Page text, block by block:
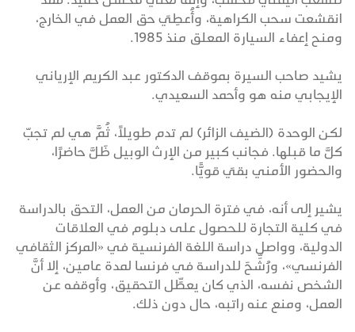
انقشعت سحب الكراهية، وأُعطِيَ حق العمل في الخارج،
ومنح إعفاء السيارة المعلق منذ 1985.
يشيد صاحب السيرة بموقف الدكتور عبد الكريم الإرياني
الإيجابي منه هو وأحمد السعيدي.
لكن الوحدة (الضيف الزائر) لم تدم طويلاً، ثُمَّ هي لم تجبّ
كلَّ ما قبلها. فجانب كبير من الإرث الوبيل ظَلَّ حاضرًا،
والحضور الأمني بقيَ قويًّا.
يشير إلى أنه، في فترة الحرمان من العمل، التحق بالدراسة
في كلية التجارة للحصول على دبلوم في العلاقات
الدولية، وواصل دراسة اللغة الفرنسية في «المركز الثقافي
الفرنسي»، ورُشِّحَ للدراسة في فرنسا لمدة عامين، إلا أنَّ
الشخص نفسه، الذي كان يعطِّل التحقيق، وأوقفه عن
العمل، ومنع عنه راتبه، حال دون ذلك.